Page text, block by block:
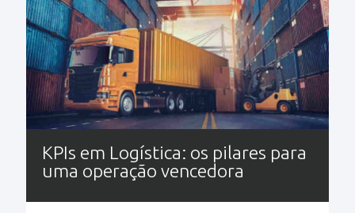
KPIs em Logística: os pilares para
uma operação vencedora